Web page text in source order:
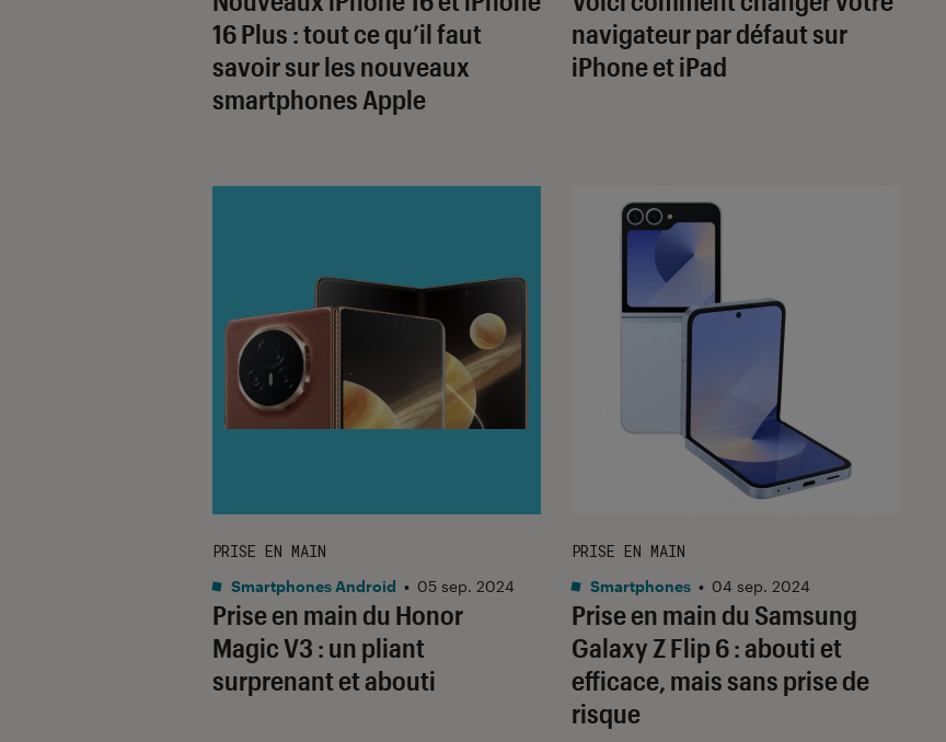
16 Plus : tout ce qu’il faut
savoir sur les nouveaux
smartphones Apple
navigateur par défaut sur
iPhone et iPad
Prise en main du Honor
Magic V3 : un pliant
surprenant et abouti
PRISE EN MAIN
Smartphones Android • 05 sep. 2024
Prise en main du Samsung
Galaxy Z Flip 6 : abouti et
efficace, mais sans prise de
risque
PRISE EN MAIN
Smartphones • 04 sep. 2024